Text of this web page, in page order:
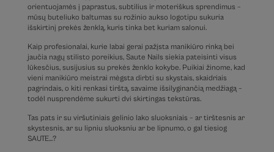
orientuojamės į paprastus, subtilius ir moteriškus sprendimus –
mūsų buteliuko baltumas su rožinio aukso logotipu sukuria
išskirtinį prekės ženklą, kuris tinka bet kuriam salonui.
Kaip profesionalai, kurie labai gerai pažįsta manikiūro rinką bei
jaučia nagų stilisto poreikius, Saute Nails siekia pateisinti visus
lūkesčius, susijusius su prekės ženklo kokybe. Puikiai žinome, kad
vieni manikiūro meistrai mėgsta dirbti su skystais, skaidriais
pagrindais, o kiti renkasi tirštą, savaime išsilyginančią medžiagą –
todėl nusprendėme sukurti dvi skirtingas tekstūras.
Tas pats ir su viršutiniais gelinio lako sluoksniais – ar tirštesnis ar
skystesnis, ar su lipniu sluoksniu ar be lipnumo, o gal tiesiog
SAUTE…?